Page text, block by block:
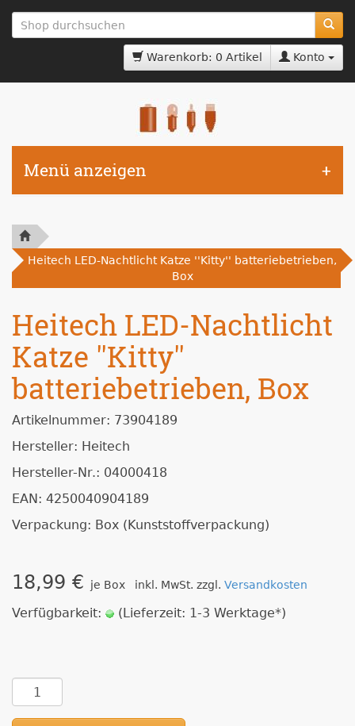
zum
Hauptinhalt
Warenkorb: 0 Artikel Konto
Menü anzeigen
Heitech LED-Nachtlicht Katze ''Kitty'' batteriebetrieben,
Box
Heitech LED-Nachtlicht
Katze ''Kitty''
batteriebetrieben, Box
Artikelnummer: 73904189
Hersteller: Heitech
Hersteller-Nr.: 04000418
EAN: 4250040904189
Verpackung: Box (Kunststoffverpackung)
18,99 € je Box inkl. MwSt. zzgl. Versandkosten
Verfügbarkeit: (Lieferzeit: 1-3 Werktage*)